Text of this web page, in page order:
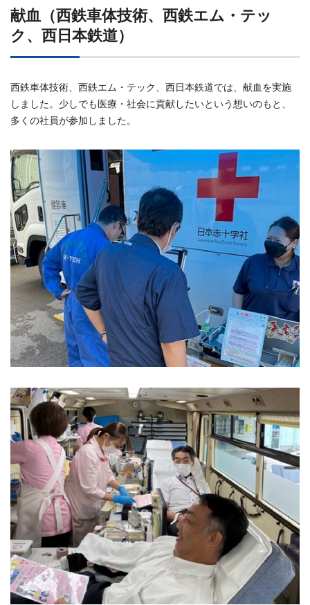
献血（西鉄車体技術、西鉄エム・テッ
ク、西日本鉄道）
西鉄車体技術、西鉄エム・テック、西日本鉄道では、献血を実施
しました。少しでも医療・社会に貢献したいという想いのもと、
多くの社員が参加しました。